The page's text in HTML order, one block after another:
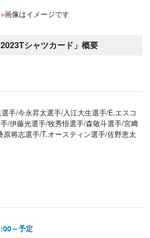
※画像はイメージです
シャツカード」概要
手/今永昇太選手/入江大生選手/E.エスコ
/伊藤光選手/牧秀悟選手/森敬斗選手/宮﨑
将志選手/T.オースティン選手/佐野恵太
～予定